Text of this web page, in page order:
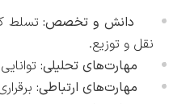
دانش و تخصص:تسلط
نقل و توزیع.
مهارت‌های تحلیلی:
مهارت‌های ارتباطی: